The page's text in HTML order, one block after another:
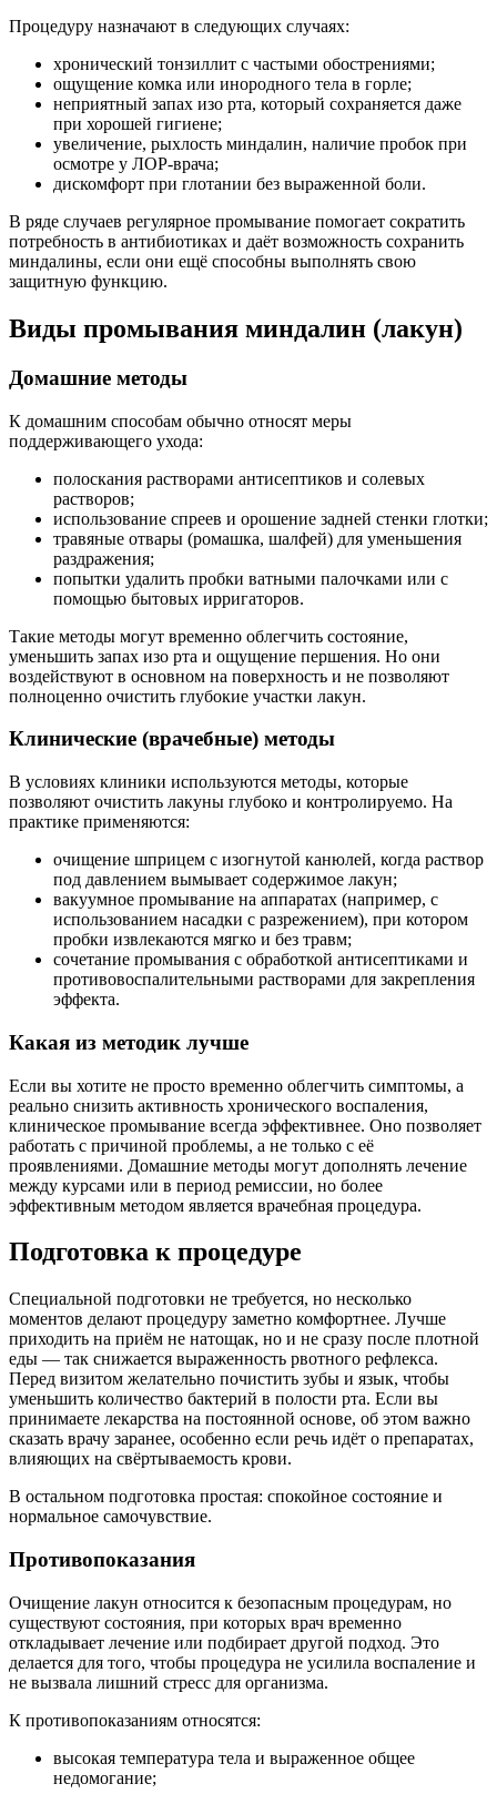
Процедуру назначают в следующих случаях:
хронический тонзиллит с частыми обострениями;
ощущение комка или инородного тела в горле;
неприятный запах изо рта, который сохраняется даже
при хорошей гигиене;
увеличение, рыхлость миндалин, наличие пробок при
осмотре у ЛОР-врача;
дискомфорт при глотании без выраженной боли.
В ряде случаев регулярное промывание помогает сократить
потребность в антибиотиках и даёт возможность сохранить
миндалины, если они ещё способны выполнять свою
защитную функцию.
Виды промывания миндалин (лакун)
Домашние методы
К домашним способам обычно относят меры
поддерживающего ухода:
полоскания растворами антисептиков и солевых
растворов;
использование спреев и орошение задней стенки глотки;
травяные отвары (ромашка, шалфей) для уменьшения
раздражения;
попытки удалить пробки ватными палочками или с
помощью бытовых ирригаторов.
Такие методы могут временно облегчить состояние,
уменьшить запах изо рта и ощущение першения. Но они
воздействуют в основном на поверхность и не позволяют
полноценно очистить глубокие участки лакун.
Клинические (врачебные) методы
В условиях клиники используются методы, которые
позволяют очистить лакуны глубоко и контролируемо. На
практике применяются:
очищение шприцем с изогнутой канюлей, когда раствор
под давлением вымывает содержимое лакун;
вакуумное промывание на аппаратах (например, с
использованием насадки с разрежением), при котором
пробки извлекаются мягко и без травм;
сочетание промывания с обработкой антисептиками и
противовоспалительными растворами для закрепления
эффекта.
Какая из методик лучше
Если вы хотите не просто временно облегчить симптомы, а
реально снизить активность хронического воспаления,
клиническое промывание всегда эффективнее. Оно позволяет
работать с причиной проблемы, а не только с её
проявлениями. Домашние методы могут дополнять лечение
между курсами или в период ремиссии, но более
эффективным методом является врачебная процедура.
Подготовка к процедуре
Специальной подготовки не требуется, но несколько
моментов делают процедуру заметно комфортнее. Лучше
приходить на приём не натощак, но и не сразу после плотной
еды — так снижается выраженность рвотного рефлекса.
Перед визитом желательно почистить зубы и язык, чтобы
уменьшить количество бактерий в полости рта. Если вы
принимаете лекарства на постоянной основе, об этом важно
сказать врачу заранее, особенно если речь идёт о препаратах,
влияющих на свёртываемость крови.
В остальном подготовка простая: спокойное состояние и
нормальное самочувствие.
Противопоказания
Очищение лакун относится к безопасным процедурам, но
существуют состояния, при которых врач временно
откладывает лечение или подбирает другой подход. Это
делается для того, чтобы процедура не усилила воспаление и
не вызвала лишний стресс для организма.
К противопоказаниям относятся:
высокая температура тела и выраженное общее
недомогание;